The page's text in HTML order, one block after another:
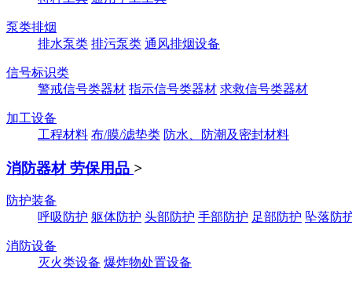
泵类排烟
排水泵类 排污泵类 通风排烟设备
信号标识类
警戒信号类器材 指示信号类器材 求救信号类器材
加工设备
工程材料 布/膜/滤垫类 防水、防潮及密封材料
消防器材 劳保用品 >
防护装备
呼吸防护 躯体防护 头部防护 手部防护 足部防护 坠落防
消防设备
灭火类设备 爆炸物处置设备